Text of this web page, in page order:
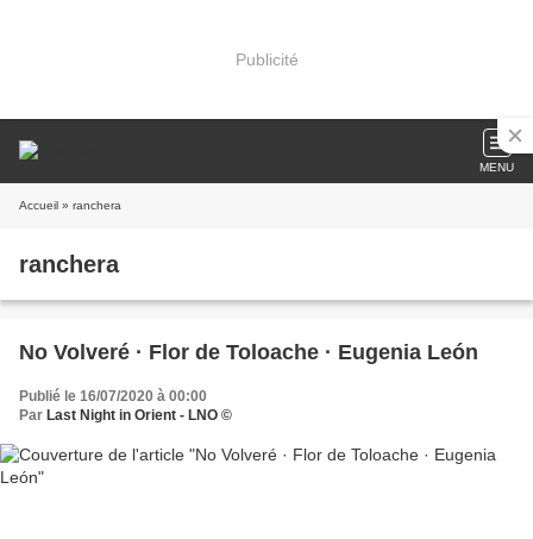
Publicité
MENU
Accueil » ranchera
ranchera
No Volveré · Flor de Toloache · Eugenia León
Publié le 16/07/2020 à 00:00
Par Last Night in Orient - LNO ©